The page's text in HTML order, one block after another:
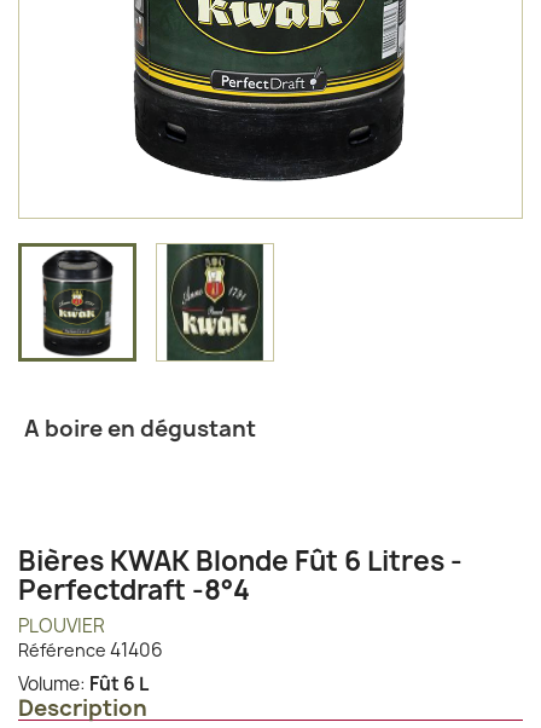
A boire en dégustant
Bières KWAK Blonde Fût 6 Litres -
Perfectdraft -8°4
PLOUVIER
Référence 41406
Volume: Fût 6 L
Description